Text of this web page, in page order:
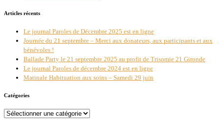
Articles récents
Le journal Paroles de Décembre 2025 est en ligne
Journée du 21 septembre – Merci aux donateurs, aux participants et aux
bénévoles !
Ballade Party le 21 septembre 2025 au profit de Trisomie 21 Gironde
Le journal Paroles de décembre 2024 est en ligne
Matinale Habituation aux soins – Samedi 29 juin
Catégories
Catégories